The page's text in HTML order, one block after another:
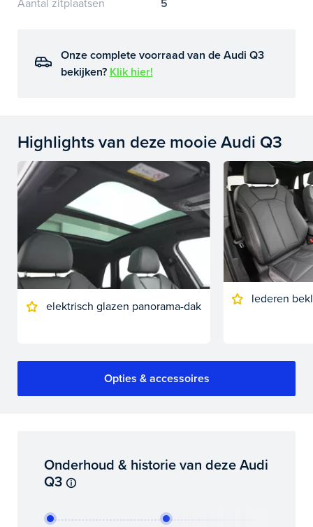
Aantal zitplaatsen
5
Onze complete voorraad van de Audi Q3
bekijken? Klik hier!
Highlights van deze mooie Audi Q3
elektrisch glazen panorama-dak
lederen
Opties & accessoires
Onderhoud & historie van deze Audi
Q3